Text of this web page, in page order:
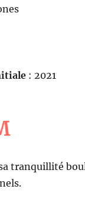
: 2021
tranquillité